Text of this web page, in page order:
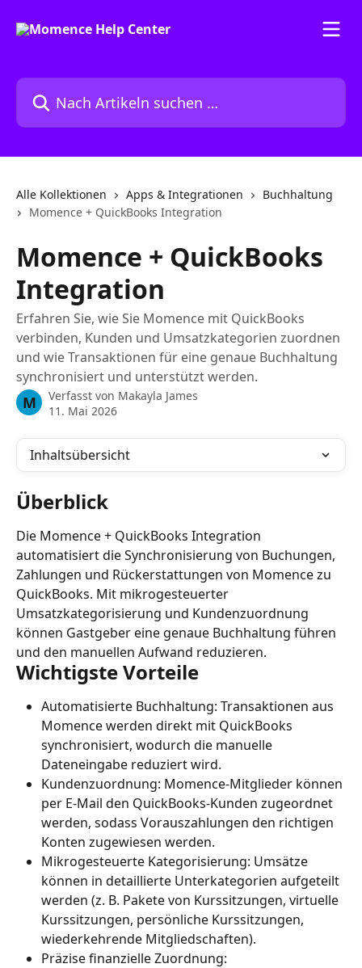
Nach Artikeln suchen …
Alle Kollektionen Apps & Integrationen
Buchhaltung
Momence + QuickBooks Integration
Momence + QuickBooks
Integration
Erfahren Sie, wie Sie Momence mit QuickBooks
verbinden, Kunden und Umsatzkategorien zuordnen
und wie Transaktionen für eine genaue Buchhaltung
synchronisiert und unterstützt werden.
M Verfasst von Makayla James
11. Mai 2026
Inhaltsübersicht
Überblick
Die Momence + QuickBooks Integration
automatisiert die Synchronisierung von Buchungen,
Zahlungen und Rückerstattungen von Momence zu
QuickBooks. Mit mikrogesteuerter
Umsatzkategorisierung und Kundenzuordnung
können Gastgeber eine genaue Buchhaltung führen
und den manuellen Aufwand reduzieren.
Wichtigste Vorteile
Automatisierte Buchhaltung: Transaktionen aus
Momence werden direkt mit QuickBooks
synchronisiert, wodurch die manuelle
Dateneingabe reduziert wird.
Kundenzuordnung: Momence-Mitglieder können
per E-Mail den QuickBooks-Kunden zugeordnet
werden, sodass Vorauszahlungen den richtigen
Konten zugewiesen werden.
Mikrogesteuerte Kategorisierung: Umsätze
können in detaillierte Unterkategorien aufgeteilt
werden (z. B. Pakete von Kurssitzungen, virtuelle
Kurssitzungen, persönliche Kurssitzungen,
wiederkehrende Mitgliedschaften).
Präzise finanzielle Zuordnung: